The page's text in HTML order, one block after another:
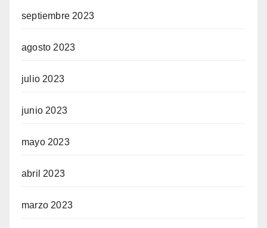
septiembre 2023
agosto 2023
julio 2023
junio 2023
mayo 2023
abril 2023
marzo 2023